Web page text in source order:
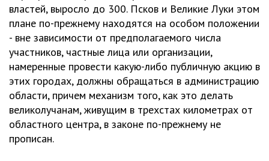
властей, выросло до 300. Псков и Великие Луки этом
плане по-прежнему находятся на особом положении
- вне зависимости от предполагаемого числа
участников, частные лица или организации,
намеренные провести какую-либо публичную акцию в
этих городах, должны обращаться в администрацию
области, причем механизм того, как это делать
великолучанам, живущим в трехстах километрах от
областного центра, в законе по-прежнему не
прописан.